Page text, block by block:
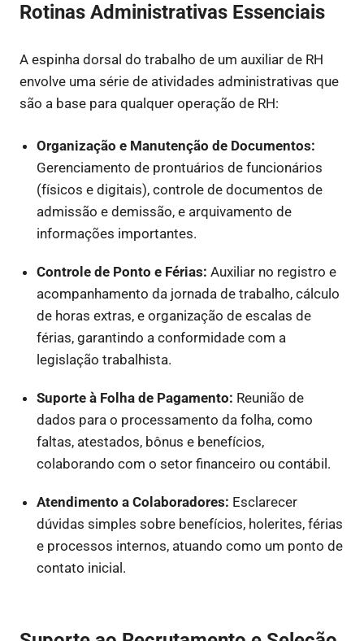
Rotinas Administrativas Essenciais
A espinha dorsal do trabalho de um auxiliar de RH
envolve uma série de atividades administrativas que
são a base para qualquer operação de RH:
Organização e Manutenção de Documentos:
Gerenciamento de prontuários de funcionários
(físicos e digitais), controle de documentos de
admissão e demissão, e arquivamento de
informações importantes.
Controle de Ponto e Férias: Auxiliar no registro e
acompanhamento da jornada de trabalho, cálculo
de horas extras, e organização de escalas de
férias, garantindo a conformidade com a
legislação trabalhista.
Suporte à Folha de Pagamento: Reunião de
dados para o processamento da folha, como
faltas, atestados, bônus e benefícios,
colaborando com o setor financeiro ou contábil.
Atendimento a Colaboradores: Esclarecer
dúvidas simples sobre benefícios, holerites, férias
e processos internos, atuando como um ponto de
contato inicial.